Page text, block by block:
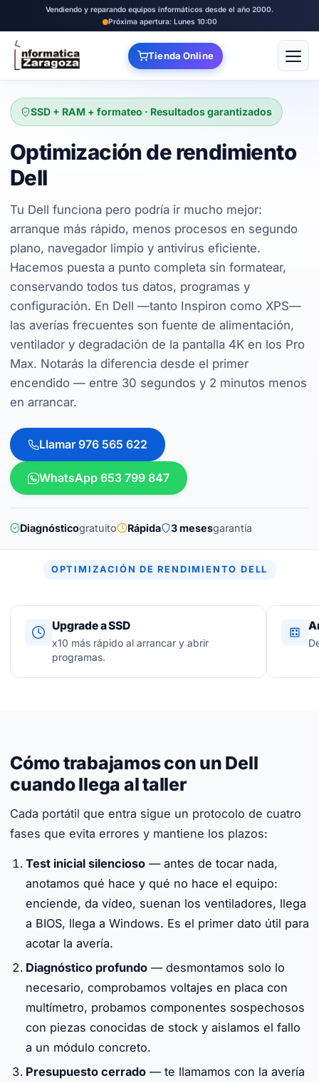
Vendiendo y reparando equipos informáticos desde el año 2000.
Próxima apertura: Lunes 10:00
Tienda Online Abrir
SSD + RAM + formateo · Resultados garantizados
Optimización de rendimiento
Dell
Tu Dell funciona pero podría ir mucho mejor:
arranque más rápido, menos procesos en segundo
plano, navegador limpio y antivirus eficiente.
Hacemos puesta a punto completa sin formatear,
conservando todos tus datos, programas y
configuración. En Dell —tanto Inspiron como XPS—
las averías frecuentes son fuente de alimentación,
ventilador y degradación de la pantalla 4K en los Pro
Max. Notarás la diferencia desde el primer
encendido — entre 30 segundos y 2 minutos menos
en arrancar.
Llamar 976 565 622
WhatsApp 653 799 847
Diagnósticogratuito Rápida 3 mesesgarantía
OPTIMIZACIÓN DE RENDIMIENTO DELL
Upgrade a SSD
x10 más rápido al arrancar y abrir
programas.
Cómo trabajamos con un Dell
cuando llega al taller
Cada portátil que entra sigue un protocolo de cuatro
fases que evita errores y mantiene los plazos:
Test inicial silencioso — antes de tocar nada,
anotamos qué hace y qué no hace el equipo:
enciende, da vídeo, suenan los ventiladores, llega
a BIOS, llega a Windows. Es el primer dato útil para
acotar la avería.
Diagnóstico profundo — desmontamos solo lo
necesario, comprobamos voltajes en placa con
multímetro, probamos componentes sospechosos
con piezas conocidas de stock y aislamos el fallo
a un módulo concreto.
Presupuesto cerrado — te llamamos con la avería